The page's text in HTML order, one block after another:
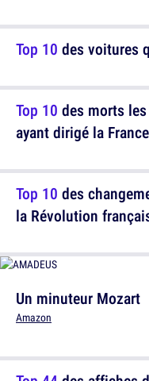
Top 10 des voitures
Top 10 des
la Révolution
Top 10 des morts
ayant dirigé la France
Un minuteur Mozart
Amazon